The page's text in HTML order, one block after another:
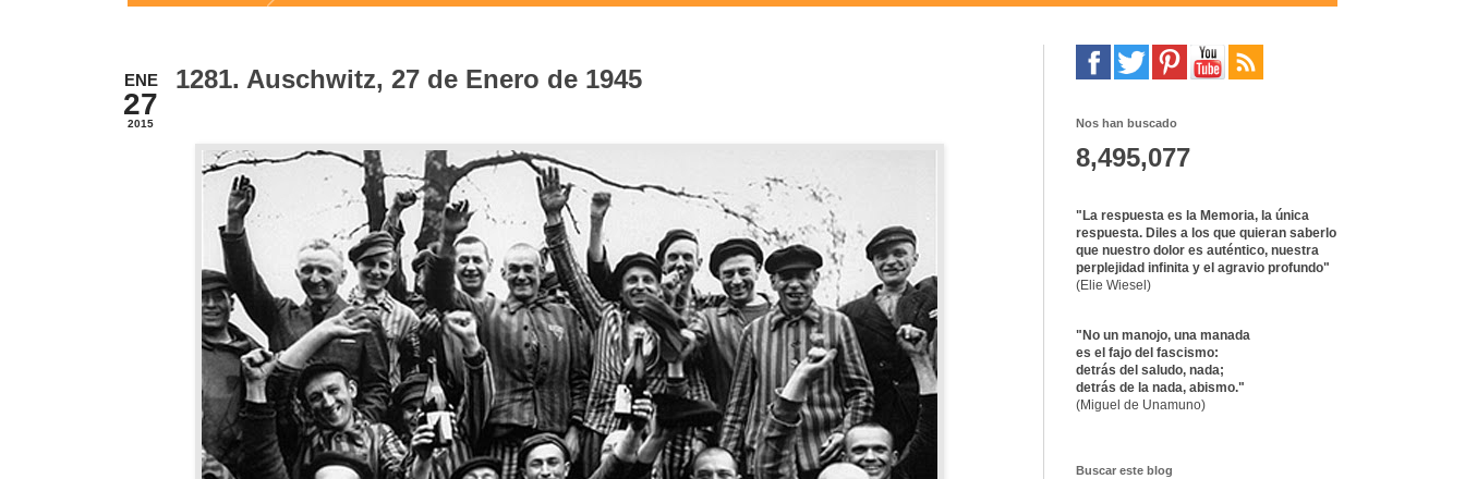
ENE
27
2015
1281. Auschwitz, 27 de Enero de 1945
Nos han buscado
8,495,077
"La respuesta es la Memoria, la única
respuesta. Diles a los que quieran saberlo
que nuestro dolor es auténtico, nuestra
perplejidad infinita y el agravio profundo"
(Elie Wiesel)
"No un manojo, una manada
es el fajo del fascismo:
detrás del saludo, nada;
detrás de la nada, abismo."
(Miguel de Unamuno)
Buscar este blog